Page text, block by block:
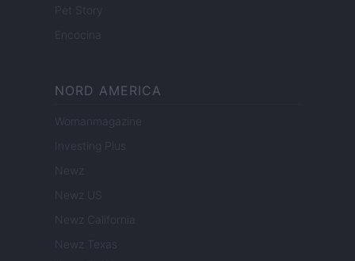
Encocina
NORD AMERICA
Womanmagazine
Investing Plus
Newz
Newz US
Newz California
Newz Texas